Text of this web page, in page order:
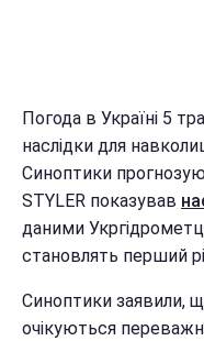
Погода в Україні 5
наслідки для
Синоптики
STYLER показував
даними
становлять перший
Синоптики заявили,
очікуються